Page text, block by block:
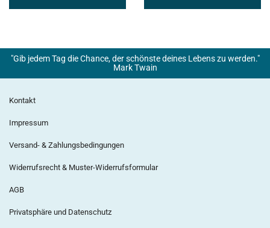
"Gib jedem Tag die Chance, der schönste deines Lebens zu werden."
Mark Twain
Kontakt
Impressum
Versand- & Zahlungsbedingungen
Widerrufsrecht & Muster-Widerrufsformular
AGB
Privatsphäre und Datenschutz